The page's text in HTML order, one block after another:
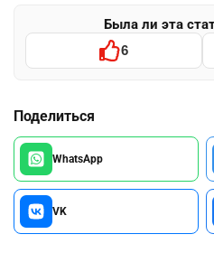
Была ли эта
6
Поделиться
WhatsApp
VK